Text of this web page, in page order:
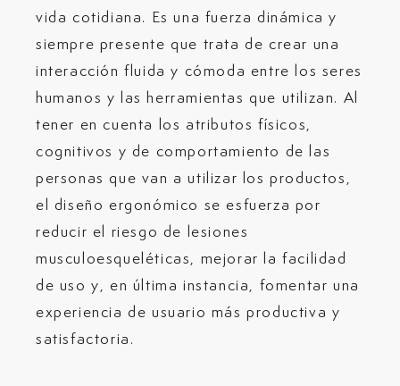
vida cotidiana. Es una fuerza dinámica y
siempre presente que trata de crear una
interacción fluida y cómoda entre los seres
humanos y las herramientas que utilizan. Al
tener en cuenta los atributos físicos,
cognitivos y de comportamiento de las
personas que van a utilizar los productos,
el diseño ergonómico se esfuerza por
reducir el riesgo de lesiones
musculoesqueléticas, mejorar la facilidad
de uso y, en última instancia, fomentar una
experiencia de usuario más productiva y
satisfactoria.